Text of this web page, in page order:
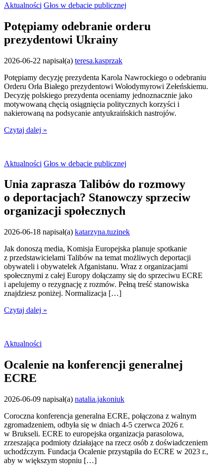
Aktualności Głos w debacie publicznej
Potępiamy odebranie orderu
prezydentowi Ukrainy
2026-06-22 napisał(a) teresa.kasprzak
Potępiamy decyzję prezydenta Karola Nawrockiego o odebraniu
Orderu Orła Białego prezydentowi Wołodymyrowi Zełeńskiemu.
Decyzję polskiego prezydenta oceniamy jednoznacznie jako
motywowaną chęcią osiągnięcia politycznych korzyści i
nakierowaną na podsycanie antyukraińskich nastrojów.
Czytaj dalej »
Aktualności Głos w debacie publicznej
Unia zaprasza Talibów do rozmowy
o deportacjach? Stanowczy sprzeciw
organizacji społecznych
2026-06-18 napisał(a) katarzyna.tuzinek
Jak donoszą media, Komisja Europejska planuje spotkanie
z przedstawicielami Talibów na temat możliwych deportacji
obywateli i obywatelek Afganistanu. Wraz z organizacjami
społecznymi z całej Europy dołączamy się do sprzeciwu ECRE
i apelujemy o rezygnację z rozmów. Pełną treść stanowiska
znajdziesz poniżej. Normalizacja […]
Czytaj dalej »
Aktualności
Ocalenie na konferencji generalnej
ECRE
2026-06-09 napisał(a) natalia.jakoniuk
Coroczna konferencja generalna ECRE, połączona z walnym
zgromadzeniem, odbyła się w dniach 4-5 czerwca 2026 r.
w Brukseli. ECRE to europejska organizacja parasolowa,
zrzeszająca podmioty działające na rzecz osób z doświadczeniem
uchodźczym. Fundacja Ocalenie przystąpiła do ECRE w 2023 r.,
aby w większym stopniu […]